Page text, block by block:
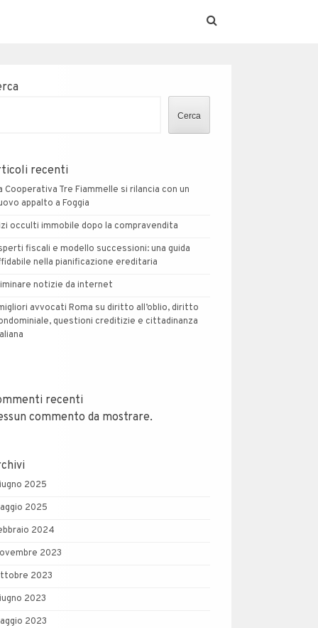
Cerca
recenti
Cooperativa Tre Fiammelle si rilancia con un
appalto a Foggia
occulti immobile dopo la compravendita
fiscali e modello successioni: una guida
nella pianificazione ereditaria
notizie da internet
avvocati Roma su diritto all’oblio, diritto
questioni creditizie e cittadinanza
recenti
commento da mostrare.
2025
2025
2024
2023
2023
2023
2023